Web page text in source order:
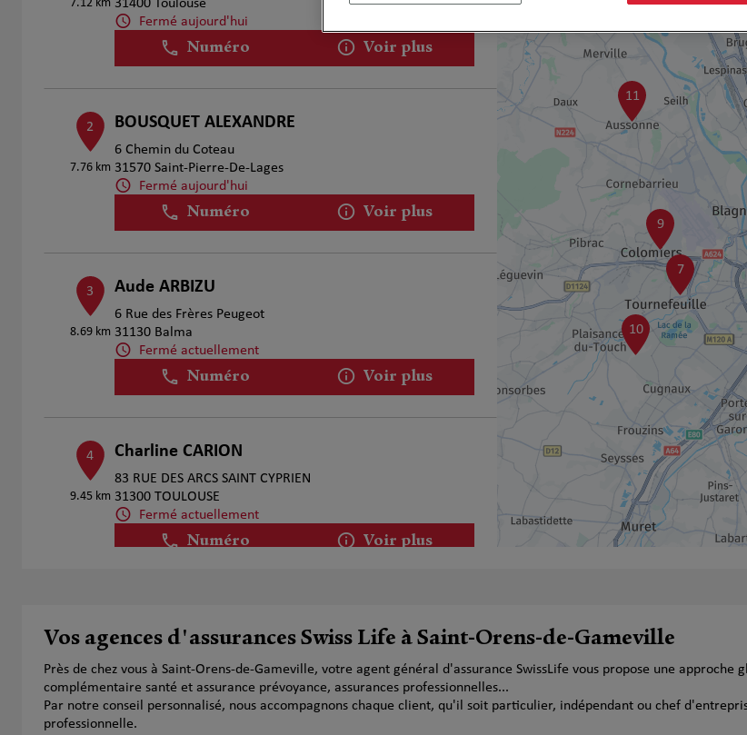
7.12 km 31400 Toulouse
Fermé aujourd'hui
Numéro Voir plus
2
7.76 km
BOUSQUET ALEXANDRE
6 Chemin du Coteau
31570 Saint-Pierre-De-Lages
Fermé aujourd'hui
Numéro Voir plus
3
8.69 km
Aude ARBIZU
6 Rue des Frères Peugeot
31130 Balma
Fermé actuellement
Numéro Voir plus
4
9.45 km
Charline CARION
83 RUE DES ARCS SAINT CYPRIEN
31300 TOULOUSE
Fermé actuellement
Numéro Voir plus
14.33 km
31 Route De Fronton
31140 Aucamville
Fermé aujourd'hui
Numéro Voir plus
11
10
9
7
Vos agences d'assurances Swiss Life à Saint-Orens-de-Gameville
Près de chez vous à Saint-Orens-de-Gameville, votre agent général d'assurance SwissLife vous propose une
complémentaire santé et assurance prévoyance, assurances professionnelles...
Par notre conseil personnalisé, nous accompagnons chaque client, qu'il soit particulier, indépendant ou chef
professionnelle.